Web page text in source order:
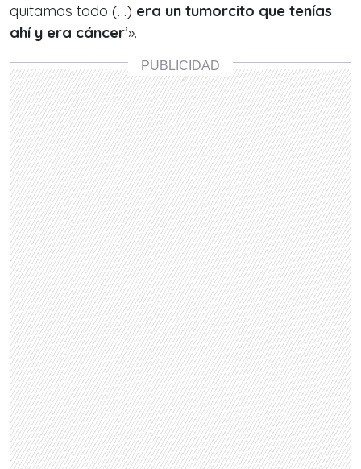
quitamos todo (…) era un tumorcito que tenías
ahí y era cáncer’».